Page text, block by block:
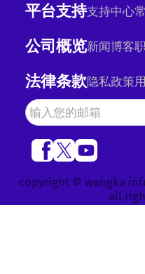
平台支持支持中心
公司概览新闻博客
法律条款隐私政策
copyright © wangka
all